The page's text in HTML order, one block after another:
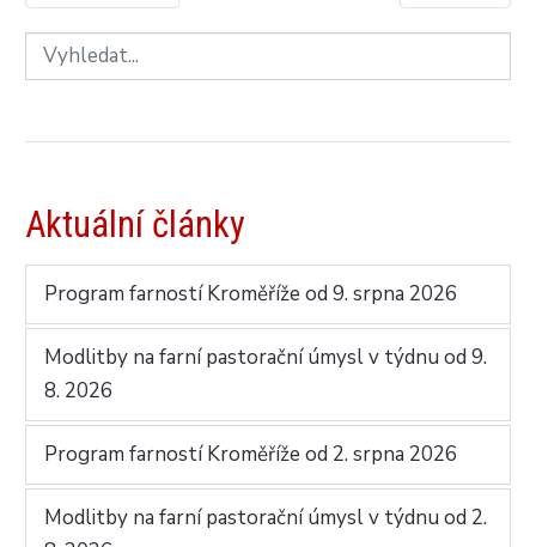
Aktuální články
Program farností Kroměříže od 9. srpna 2026
Modlitby na farní pastorační úmysl v týdnu od 9.
8. 2026
Program farností Kroměříže od 2. srpna 2026
Modlitby na farní pastorační úmysl v týdnu od 2.